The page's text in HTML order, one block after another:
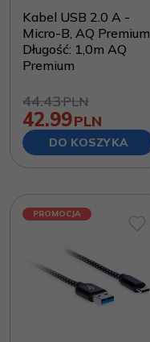
Kabel USB 2.0 A -
Micro-B, AQ Premium
Długość: 1,0m AQ
Premium
44.43PLN
42.99PLN
DO KOSZYKA
PROMOCJA